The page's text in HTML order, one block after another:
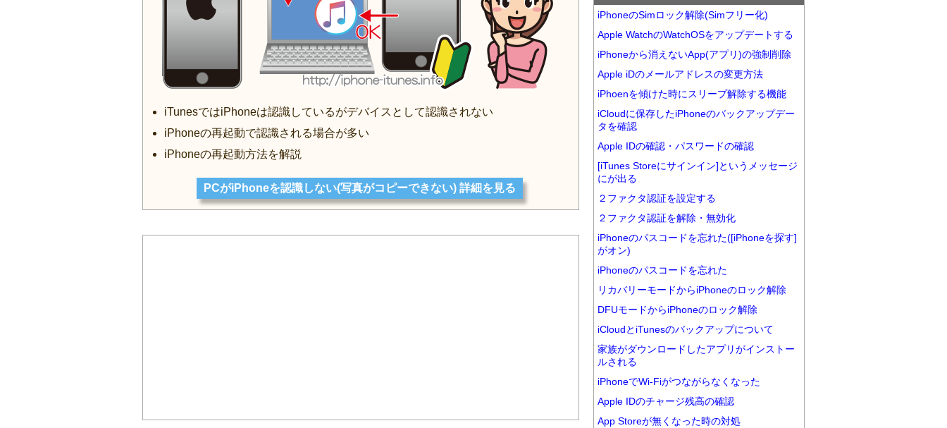
iTunesではiPhoneは認識しているがデバイスとして認識されない
iPhoneの再起動で認識される場合が多い
iPhoneの再起動方法を解説
PCがiPhoneを認識しない(写真がコピーできない) 詳細を見る
iPhoneのSimロック解除(Simフリー化)
Apple WatchのWatchOSをアップデートする
iPhoneから消えないApp(アプリ)の強制削除
Apple iDのメールアドレスの変更方法
iPhoenを傾けた時にスリープ解除する機能
iCloudに保存したiPhoneのバックアップデー
タを確認
Apple IDの確認・パスワードの確認
[iTunes Storeにサインイン]というメッセージ
にが出る
２ファクタ認証を設定する
２ファクタ認証を解除・無効化
iPhoneのパスコードを忘れた([iPhoneを探す]
がオン)
iPhoneのパスコードを忘れた
リカバリーモードからiPhoneのロック解除
DFUモードからiPhoneのロック解除
iCloudとiTunesのバックアップについて
家族がダウンロードしたアプリがインストー
ルされる
iPhoneでWi-Fiがつながらなくなった
Apple IDのチャージ残高の確認
App Storeが無くなった時の対処